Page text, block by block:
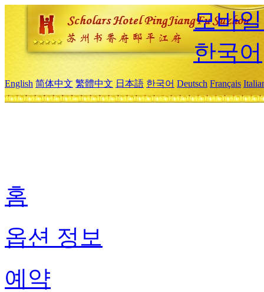
모바
한국어
English 简体中文 繁體中文 日本語 한국어 Deutsch Français
홈
옵션 정보
예약